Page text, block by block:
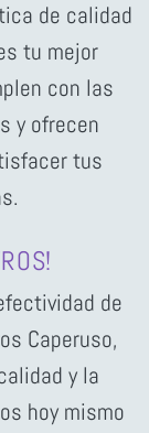
de calidad
tu mejor
con las
y ofrecen
tus
de
Caperuso,
y la
hoy mismo